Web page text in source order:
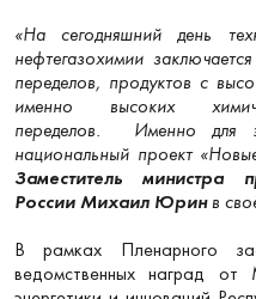
«На сегодняшний день
нефтегазохимии
переделов, продуктов с
именно высоких
переделов. Именно
национальный проект
Заместитель министра
РоссииМихаил Юринв
В рамках Пленарного
ведомственных наград от